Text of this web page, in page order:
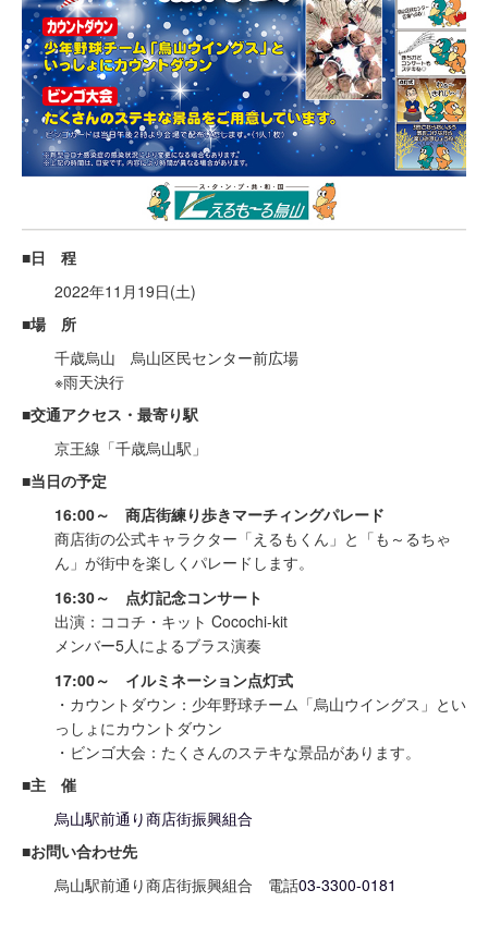
■日 程
2022年11月19日(土)
■場 所
千歳烏山 烏山区民センター前広場
※雨天決行
■交通アクセス・最寄り駅
京王線「千歳烏山駅」
■当日の予定
16:00～ 商店街練り歩きマーチィングパレード
商店街の公式キャラクター「えるもくん」と「も～るちゃ
ん」が街中を楽しくパレードします。
16:30～ 点灯記念コンサート
出演：ココチ・キット Cocochi-kit
メンバー5人によるブラス演奏
17:00～ イルミネーション点灯式
・カウントダウン：少年野球チーム「烏山ウイングス」とい
っしょにカウントダウン
・ビンゴ大会：たくさんのステキな景品があります。
■主 催
烏山駅前通り商店街振興組合
■お問い合わせ先
烏山駅前通り商店街振興組合 電話03-3300-0181